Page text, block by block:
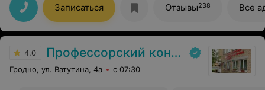
Записаться Отзывы238 Все
4.0 Профессорский консультативный центр г. Гродно
Гродно, ул. Ватутина, 4а с 07:30